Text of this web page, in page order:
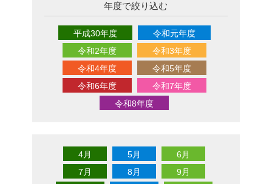
年度で絞り込む
平成30年度
令和元年度
令和2年度
令和3年度
令和4年度
令和5年度
令和6年度
令和7年度
令和8年度
4月 5月
6月
7月
8月
9月